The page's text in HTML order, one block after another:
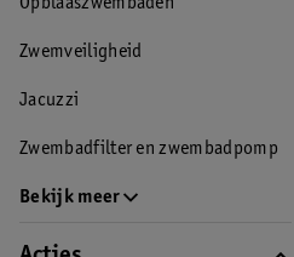
Zwemveiligheid
Jacuzzi
Zwembadfilter en zwembadpomp
Bekijk meer